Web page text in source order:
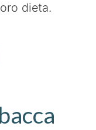
dieta.